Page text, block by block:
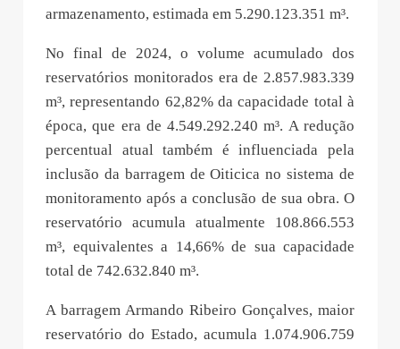
armazenamento, estimada em 5.290.123.351 m³.
No final de 2024, o volume acumulado dos
reservatórios monitorados era de 2.857.983.339
m³, representando 62,82% da capacidade total à
época, que era de 4.549.292.240 m³. A redução
percentual atual também é influenciada pela
inclusão da barragem de Oiticica no sistema de
monitoramento após a conclusão de sua obra. O
reservatório acumula atualmente 108.866.553
m³, equivalentes a 14,66% de sua capacidade
total de 742.632.840 m³.
A barragem Armando Ribeiro Gonçalves, maior
reservatório do Estado, acumula 1.074.906.759